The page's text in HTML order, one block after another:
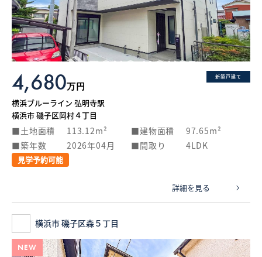
新築戸建て
4,680万円
横浜ブルーライン 弘明寺駅
横浜市 磯子区岡村４丁目
土地面積 113.12m² 建物面積
97.65m²
築年数
2026年04月 間取り 4LDK
見学予約可能
詳細を見る
横浜市 磯子区森５丁目
NEW